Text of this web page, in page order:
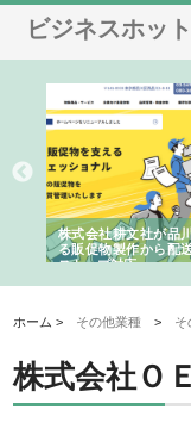
ビジネスホッ
株式会社耕文社が品
る販促物製作から配
ストップ対応
ホーム > その他業種 > そ
株式会社Ｏ